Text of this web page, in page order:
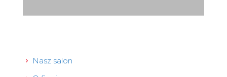
Nasz salon